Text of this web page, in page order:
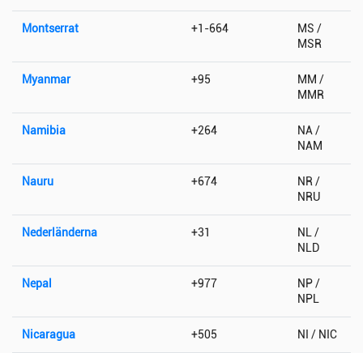
Montserrat +1-664
MS /
MSR
Myanmar +95
MM /
MMR
Namibia +264
NA /
NAM
Nauru +674
NR /
NRU
Nederländerna +31
NL /
NLD
Nepal +977
NP /
NPL
Nicaragua +505 NI / NIC